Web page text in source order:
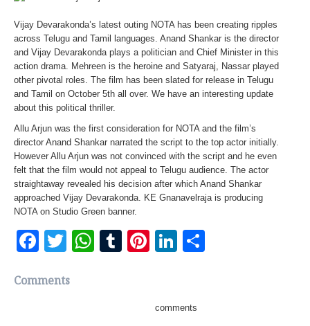
Vijay Devarakonda’s latest outing NOTA has been creating ripples
across Telugu and Tamil languages. Anand Shankar is the director
and Vijay Devarakonda plays a politician and Chief Minister in this
action drama. Mehreen is the heroine and Satyaraj, Nassar played
other pivotal roles. The film has been slated for release in Telugu
and Tamil on October 5th all over. We have an interesting update
about this political thriller.
Allu Arjun was the first consideration for NOTA and the film’s
director Anand Shankar narrated the script to the top actor initially.
However Allu Arjun was not convinced with the script and he even
felt that the film would not appeal to Telugu audience. The actor
straightaway revealed his decision after which Anand Shankar
approached Vijay Devarakonda. KE Gnanavelraja is producing
NOTA on Studio Green banner.
Facebook
TwitterWhatsApp
TumblrPinterest
LinkedIn
Comments
comments